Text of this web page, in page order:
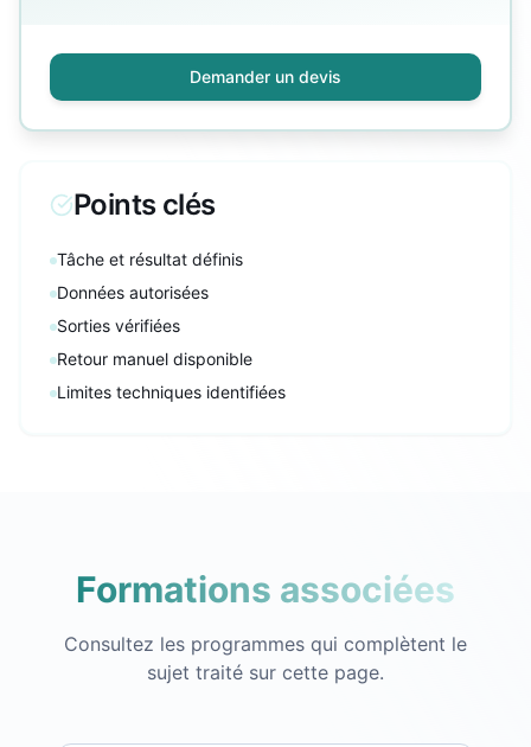
Demander un devis
Points clés
Tâche et résultat définis
Données autorisées
Sorties vérifiées
Retour manuel disponible
Limites techniques identifiées
Formations associées
Consultez les programmes qui complètent le
sujet traité sur cette page.